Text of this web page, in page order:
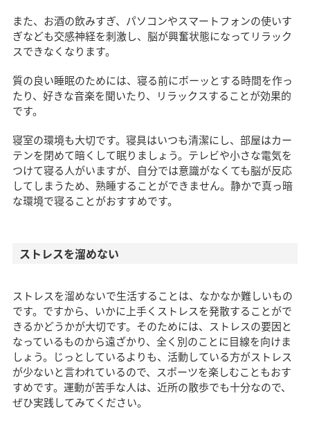
また、お酒の飲みすぎ、パソコンやスマートフォンの使いす
ぎなども交感神経を刺激し、脳が興奮状態になってリラック
スできなくなります。
質の良い睡眠のためには、寝る前にボーッとする時間を作っ
たり、好きな音楽を聞いたり、リラックスすることが効果的
です。
寝室の環境も大切です。寝具はいつも清潔にし、部屋はカー
テンを閉めて暗くして眠りましょう。テレビや小さな電気を
つけて寝る人がいますが、自分では意識がなくても脳が反応
してしまうため、熟睡することができません。静かで真っ暗
な環境で寝ることがおすすめです。
ストレスを溜めない
ストレスを溜めないで生活することは、なかなか難しいもの
です。ですから、いかに上手くストレスを発散することがで
きるかどうかが大切です。そのためには、ストレスの要因と
なっているものから遠ざかり、全く別のことに目線を向けま
しょう。じっとしているよりも、活動している方がストレス
が少ないと言われているので、スポーツを楽しむこともおす
すめです。運動が苦手な人は、近所の散歩でも十分なので、
ぜひ実践してみてください。